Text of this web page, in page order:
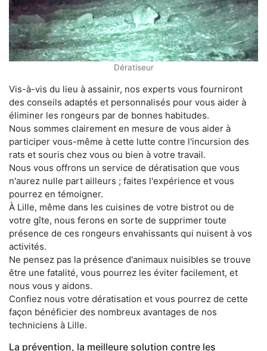
Dératiseur
Vis-à-vis du lieu à assainir, nos experts vous fourniront
des conseils adaptés et personnalisés pour vous aider à
éliminer les rongeurs par de bonnes habitudes.
Nous sommes clairement en mesure de vous aider à
participer vous-même à cette lutte contre l'incursion des
rats et souris chez vous ou bien à votre travail.
Nous vous offrons un service de dératisation que vous
n'aurez nulle part ailleurs ; faites l'expérience et vous
pourrez en témoigner.
À Lille, même dans les cuisines de votre bistrot ou de
votre gîte, nous ferons en sorte de supprimer toute
présence de ces rongeurs envahissants qui nuisent à vos
activités.
Ne pensez pas la présence d'animaux nuisibles se trouve
être une fatalité, vous pourrez les éviter facilement, et
nous vous y aidons.
Confiez nous votre dératisation et vous pourrez de cette
façon bénéficier des nombreux avantages de nos
techniciens à Lille.
La prévention, la meilleure solution contre les